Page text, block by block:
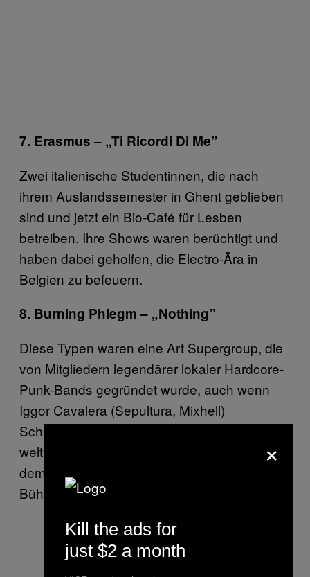
7. Erasmus – „Ti Ricordi Di Me”
Zwei italienische Studentinnen, die nach
ihrem Auslandssemester in Ghent geblieben
sind und jetzt ein Bio-Café für Lesben
betreiben. Ihre Shows waren berüchtigt und
haben dabei geholfen, die Electro-Ära in
Belgien zu befeuern.
8. Burning Phlegm – „Nothing”
Diese Typen waren eine Art Supergroup, die
von Mitgliedern legendärer lokaler Hardcore-
Punk-Bands gegründet wurde, auch wenn
Iggor Cavalera (Sepultura, Mixhell)
Schlagzeug spielte. Ihre Gigs waren
weltbekannt für ihren kompletten Irrsinn, bei
dem das Publikum oft mehr Zeit auf der
Bühne verbrachte als die Band.
×
Kill the ads for
just $2 a month